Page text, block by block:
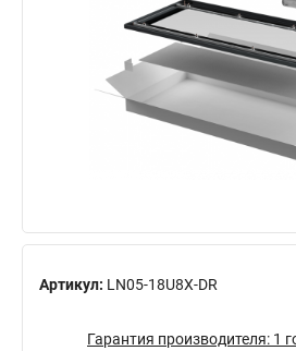
Артикул: LN05-18U8X-DR
Гарантия производителя: 1